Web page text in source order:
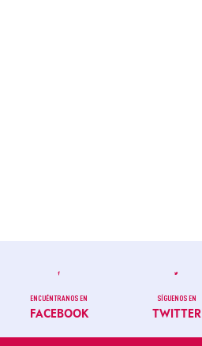
ENCUÉNTRANOS EN
FACEBOOK
SÍGUENOS EN
TWITTER